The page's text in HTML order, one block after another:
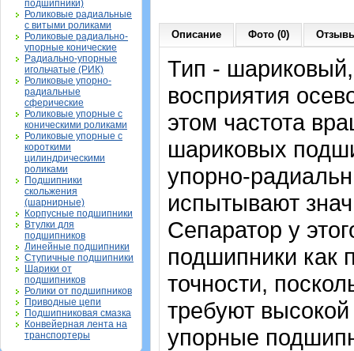
подшипники)
Роликовые радиальные
с витыми роликами
Роликовые радиально-
упорные конические
Радиально-упорные
игольчатые (РИК)
Роликовые упорно-
радиальные
сферические
Роликовые упорные с
коническими роликами
Роликовые упорные с
короткими
цилиндрическими
роликами
Подшипники
скольжения
(шарнирные)
Корпусные подшипники
Втулки для
подшипников
Линейные подшипники
Ступичные подшипники
Шарики от
подшипников
Ролики от подшипников
Приводные цепи
Подшипниковая смазка
Конвейерная лента на
транспортеры
Описание Фото (0)
Тип -
восприятия
этом частота
шариковых
упорно-
испытывают
Сепаратор у
подшипники как
точности,
требуют
упорные